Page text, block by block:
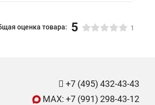
оценка товара: 5 1
+7 (495) 432-43-43
MAX: +7 (991) 298-43-12